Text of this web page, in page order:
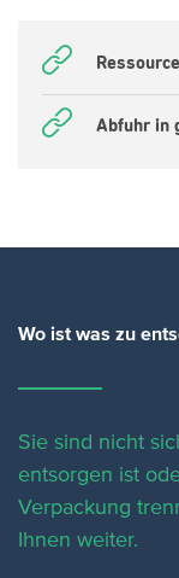
Abfuhr in
Wo ist was zu
Sie sind nicht
entsorgen ist
Verpackung
Ihnen weiter.